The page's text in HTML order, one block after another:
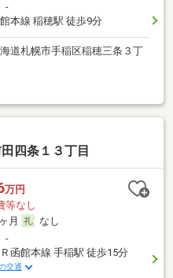
本線 稲穂駅 徒歩9分
道札幌市手稲区稲穂三条３丁
四条１３丁目
万円
等なし
月
なし
Ｒ函館本線 手稲駅 徒歩15分
交通